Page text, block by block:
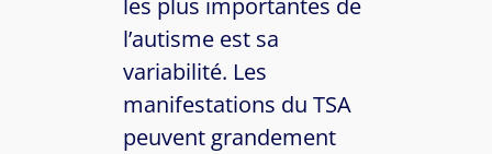
les plus importantes de
l’autisme est sa
variabilité. Les
manifestations du TSA
peuvent grandement